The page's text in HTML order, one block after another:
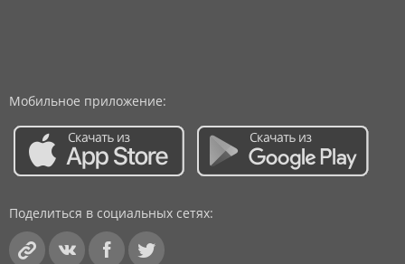
Мобильное приложение:
Поделиться в социальных сетях: